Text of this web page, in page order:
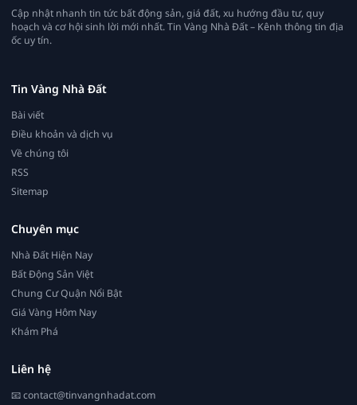
Cập nhật nhanh tin tức bất động sản, giá đất, xu hướng đầu tư, quy
hoạch và cơ hội sinh lời mới nhất. Tin Vàng Nhà Đất – Kênh thông tin địa
ốc uy tín.
Tin Vàng Nhà Đất
Bài viết
Điều khoản và dịch vụ
Về chúng tôi
RSS
Sitemap
Chuyên mục
Nhà Đất Hiện Nay
Bất Động Sản Việt
Chung Cư Quận Nổi Bật
Giá Vàng Hôm Nay
Khám Phá
Liên hệ
📧contact@tinvangnhadat.com